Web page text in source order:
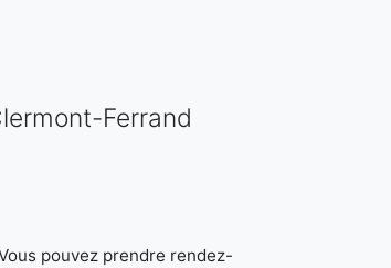
Ferrand
pouvez prendre rendez-